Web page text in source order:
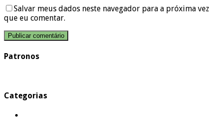
Salvar meus dados neste navegador para a próxima vez
que eu comentar.
Patronos
Categorias